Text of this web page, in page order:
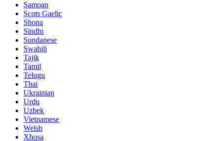
Samoan
Scots Gaelic
Shona
Sindhi
Sundanese
Swahili
Tajik
Tamil
Telugu
Thai
Ukrainian
Urdu
Uzbek
Vietnamese
Welsh
Xhosa